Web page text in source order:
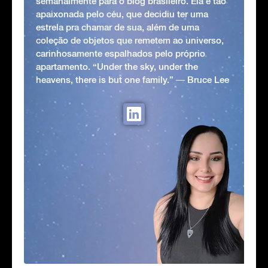
apaixonada pelo céu, que decidiu ter uma
estrela pra chamar de sua, além de uma
coleção de objetos que remetem ao universo,
carinhosamente espalhados pelo próprio
apartamento. “Under the sky, under the
heavens, there is but one family.” ― Bruce Lee